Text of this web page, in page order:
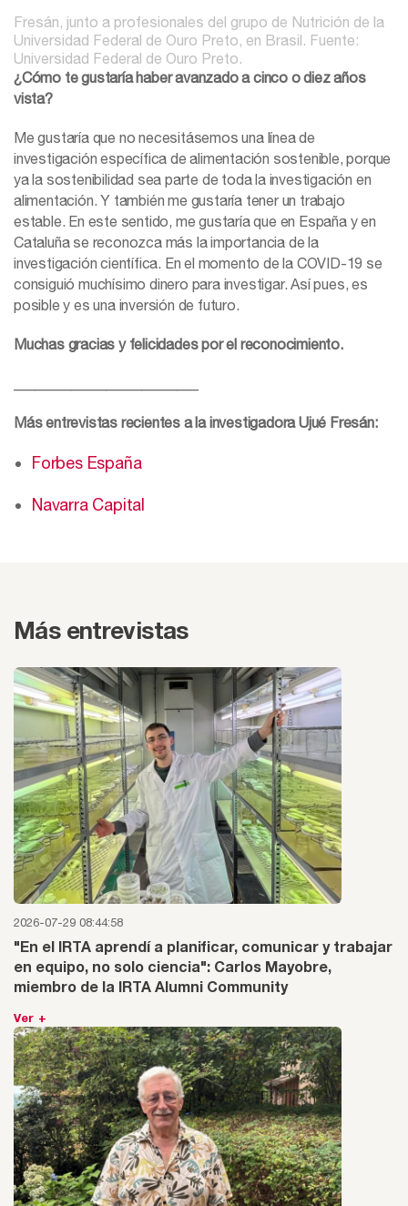
Fresán, junto a profesionales del grupo de Nutrición de la
Universidad Federal de Ouro Preto, en Brasil. Fuente:
Universidad Federal de Ouro Preto.
¿Cómo te gustaría haber avanzado a cinco o diez años
vista?
Me gustaría que no necesitásemos una línea de
investigación específica de alimentación sostenible, porque
ya la sostenibilidad sea parte de toda la investigación en
alimentación. Y también me gustaría tener un trabajo
estable. En este sentido, me gustaría que en España y en
Cataluña se reconozca más la importancia de la
investigación científica. En el momento de la COVID-19 se
consiguió muchísimo dinero para investigar. Así pues, es
posible y es una inversión de futuro.
Muchas gracias y felicidades por el reconocimiento.
Más entrevistas recientes a la investigadora Ujué Fresán:
Forbes España
Navarra Capital
Más entrevistas
2026-07-29 08:44:58
"En el IRTA aprendí a planificar, comunicar y trabajar
en equipo, no solo ciencia": Carlos Mayobre,
miembro de la IRTA Alumni Community
Ver +